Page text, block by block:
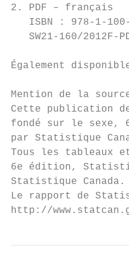
2. PDF – français
ISBN : 978-1-
SW21-160/2012F-
Également
Mention de la
Cette publication
fondé sur le sexe,
par Statistique
Tous les tableaux
6e édition,
Statistique Canada.
Le rapport de
http://